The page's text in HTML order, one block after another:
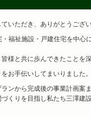
いただき、ありがとうござ
福祉施設・戸建住宅を中
様と共に歩んできたことを
お手伝いしてまいりました。
ンから完成後の事業計画案
くりを目指し私たち三澤建